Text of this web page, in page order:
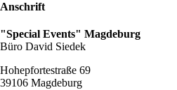
Anschrift
"Special Events" Magdeburg
Büro David Siedek
Hohepfortestraße 69
39106 Magdeburg